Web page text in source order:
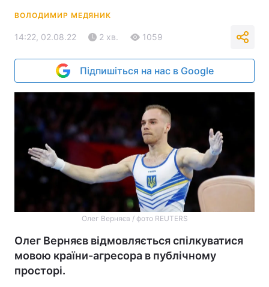
ВОЛОДИМИР МЕДЯНИК
14:22, 02.08.22 2 хв. 1059
Підпишіться на нас в Google
Олег Верняєв / фото REUTERS
Олег Верняєв відмовляється спілкуватися
мовою країни-агресора в публічному
просторі.